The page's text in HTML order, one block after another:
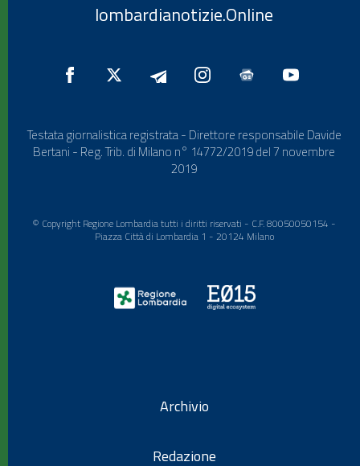
lombardianotizie.Online
Testata giornalistica registrata - Direttore responsabile Davide
Bertani - Reg. Trib. di Milano n° 14772/2019 del 7 novembre
2019
© Copyright Regione Lombardia tutti i diritti riservati - C.F. 80050050154 -
Piazza Città di Lombardia 1 - 20124 Milano
Archivio
Redazione